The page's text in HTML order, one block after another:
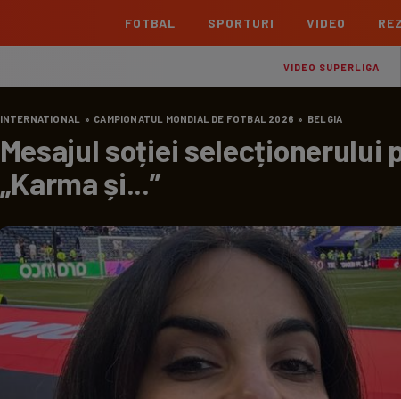
FOTBAL
Echipe Meciuri Clasament
Liga 2
Echipe Meciuri
La
Echipe
SPORTURI VIDEO
VIDEO SUPERLIGA
INTERNATIONAL » CAMPIONATUL MONDIAL DE FOTBAL 2026 » BELGIA
Mesajul soției selecționerului
„Karma și...”